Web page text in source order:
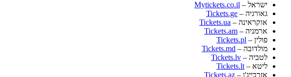
ישראל – Mytickets.co.il
גאורגיה – Tickets.ge
אוקראינה – Tickets.ua
ארמניה – Tickets.am
פולין – Tickets.pl
מולדובה – Tickets.md
לטביה – Tickets.lv
ליטא – Tickets.lt
אזרבייג'ן – Tickets.az